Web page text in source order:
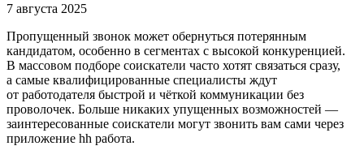
7 августа 2025
Пропущенный звонок может обернуться потерянным
кандидатом, особенно в сегментах с высокой конкуренцией.
В массовом подборе соискатели часто хотят связаться сразу,
а самые квалифицированные специалисты ждут
от работодателя быстрой и чёткой коммуникации без
проволочек. Больше никаких упущенных возможностей —
заинтересованные соискатели могут звонить вам сами через
приложение hh работа.